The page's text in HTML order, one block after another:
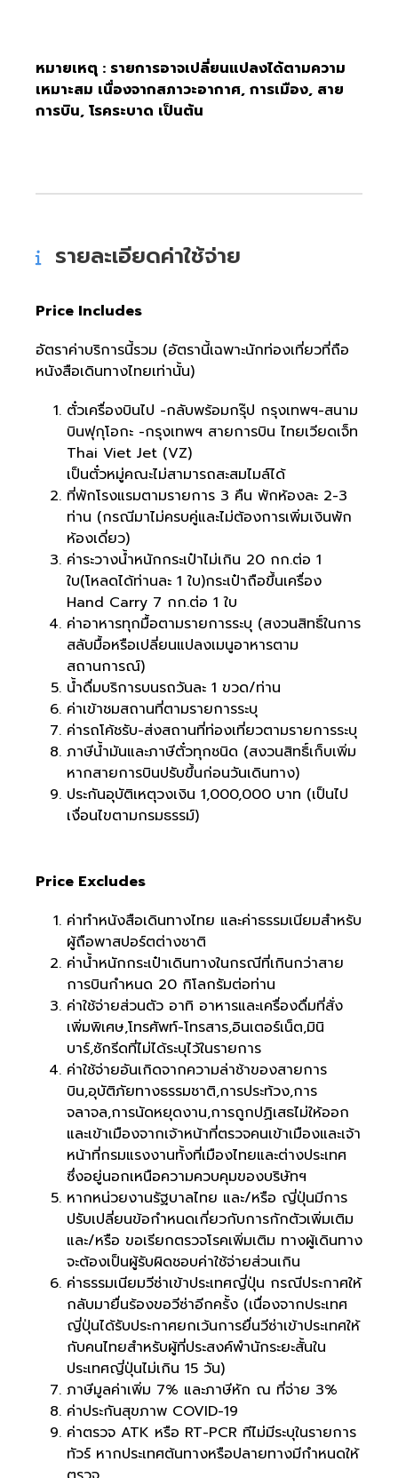
หมายเหตุ : รายการอาจเปลี่ยนแปลงได้ตามความ
เหมาะสม เนื่องจากสภาวะอากาศ, การเมือง, สาย
การบิน, โรคระบาด เป็นต้น
รายละเอียดค่าใช้จ่าย
Price Includes
อัตราค่าบริการนี้รวม (อัตรานี้เฉพาะนักท่องเที่ยวที่ถือ
หนังสือเดินทางไทยเท่านั้น)
ตั๋วเครื่องบินไป -กลับพร้อมกรุ๊ป กรุงเทพฯ-สนาม
บินฟุกุโอกะ -กรุงเทพฯ สายการบิน ไทยเวียดเจ็ท
Thai Viet Jet (VZ)
เป็นตั๋วหมู่คณะไม่สามารถสะสมไมล์ได้
ที่พักโรงแรมตามรายการ 3 คืน พักห้องละ 2-3
ท่าน (กรณีมาไม่ครบคู่และไม่ต้องการเพิ่มเงินพัก
ห้องเดี่ยว)
ค่าระวางน้ำหนักกระเป๋าไม่เกิน 20 กก.ต่อ 1
ใบ(โหลดได้ท่านละ 1 ใบ)กระเป๋าถือขึ้นเครื่อง
Hand Carry 7 กก.ต่อ 1 ใบ
ค่าอาหารทุกมื้อตามรายการระบุ (สงวนสิทธิ์ในการ
สลับมื้อหรือเปลี่ยนแปลงเมนูอาหารตาม
สถานการณ์)
น้ำดื่มบริการบนรถวันละ 1 ขวด/ท่าน
ค่าเข้าชมสถานที่ตามรายการระบุ
ค่ารถโค้ชรับ-ส่งสถานที่ท่องเที่ยวตามรายการระบุ
ภาษีน้ำมันและภาษีตั๋วทุกชนิด (สงวนสิทธิ์เก็บเพิ่ม
หากสายการบินปรับขึ้นก่อนวันเดินทาง)
ประกันอุบัติเหตุวงเงิน 1,000,000 บาท (เป็นไป
เงื่อนไขตามกรมธรรม์)
Price Excludes
ค่าทำหนังสือเดินทางไทย และค่าธรรมเนียมสำหรับ
ผู้ถือพาสปอร์ตต่างชาติ
ค่าน้ำหนักกระเป๋าเดินทางในกรณีที่เกินกว่าสาย
การบินกำหนด 20 กิโลกรัมต่อท่าน
ค่าใช้จ่ายส่วนตัว อาทิ อาหารและเครื่องดื่มที่สั่ง
เพิ่มพิเศษ,โทรศัพท์-โทรสาร,อินเตอร์เน็ต,มินิ
บาร์,ซักรีดที่ไม่ได้ระบุไว้ในรายการ
ค่าใช้จ่ายอันเกิดจากความล่าช้าของสายการ
บิน,อุบัติภัยทางธรรมชาติ,การประท้วง,การ
จลาจล,การนัดหยุดงาน,การถูกปฏิเสธไม่ให้ออก
และเข้าเมืองจากเจ้าหน้าที่ตรวจคนเข้าเมืองและเจ้า
หน้าที่กรมแรงงานทั้งที่เมืองไทยและต่างประเทศ
ซึ่งอยู่นอกเหนือความควบคุมของบริษัทฯ
หากหน่วยงานรัฐบาลไทย และ/หรือ ญี่ปุ่นมีการ
ปรับเปลี่ยนข้อกำหนดเกี่ยวกับการกักตัวเพิ่มเติม
และ/หรือ ขอเรียกตรวจโรคเพิ่มเติม ทางผู้เดินทาง
จะต้องเป็นผู้รับผิดชอบค่าใช้จ่ายส่วนเกิน
ค่าธรรมเนียมวีซ่าเข้าประเทศญี่ปุ่น กรณีประกาศให้
กลับมายื่นร้องขอวีซ่าอีกครั้ง (เนื่องจากประเทศ
ญี่ปุ่นได้รับประกาศยกเว้นการยื่นวีซ่าเข้าประเทศให้
กับคนไทยสำหรับผู้ที่ประสงค์พำนักระยะสั้นใน
ประเทศญี่ปุ่นไม่เกิน 15 วัน)
ภาษีมูลค่าเพิ่ม 7% และภาษีหัก ณ ที่จ่าย 3%
ค่าประกันสุขภาพ COVID-19
ค่าตรวจ ATK หรือ RT-PCR ทีไม่มีระบุในรายการ
ทัวร์ หากประเทศต้นทางหรือปลายทางมีกำหนดให้